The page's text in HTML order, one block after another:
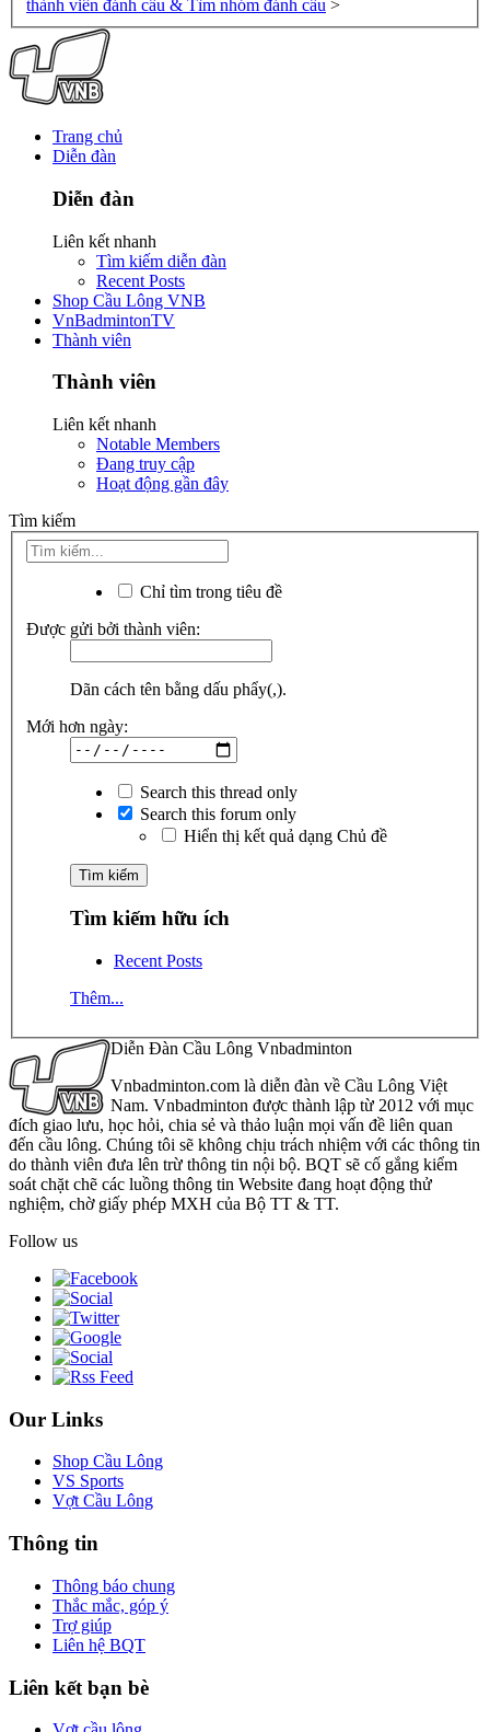
thành viên đánh cầu & Tìm nhóm đánh cầu >
Trang chủ
Diễn đàn
Diễn đàn
Liên kết nhanh
Tìm kiếm diễn đàn
Recent Posts
Shop Cầu Lông VNB
VnBadmintonTV
Thành viên
Thành viên
Liên kết nhanh
Notable Members
Đang truy cập
Hoạt động gần đây
Tìm kiếm
Chỉ tìm trong tiêu đề
Được gửi bởi thành viên:
Dãn cách tên bằng dấu phẩy(,).
Mới hơn ngày:
Search this thread only
Search this forum only
Hiển thị kết quả dạng Chủ đề
Tìm kiếm hữu ích
Recent Posts
Thêm...
Diễn Đàn Cầu Lông Vnbadminton
Vnbadminton.com là diễn đàn về Cầu Lông Việt
Nam. Vnbadminton được thành lập từ 2012 với mục
đích giao lưu, học hỏi, chia sẻ và thảo luận mọi vấn đề liên quan
đến cầu lông. Chúng tôi sẽ không chịu trách nhiệm với các thông tin
do thành viên đưa lên trừ thông tin nội bộ. BQT sẽ cố gắng kiểm
soát chặt chẽ các luồng thông tin Website đang hoạt động thử
nghiệm, chờ giấy phép MXH của Bộ TT & TT.
Follow us
Our Links
Shop Cầu Lông
VS Sports
Vợt Cầu Lông
Thông tin
Thông báo chung
Thắc mắc, góp ý
Trợ giúp
Liên hệ BQT
Liên kết bạn bè